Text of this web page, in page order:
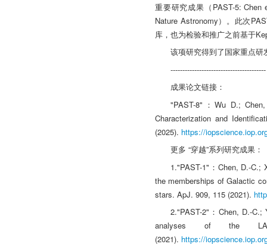
重要研究成果（PAST-5: Chen
Nature Astronomy）。此次
库，也为检验和推广之前基于
该项研究得到了国家重点
----------------------------------------
成果论文链接：
"PAST-8"：Wu D.;
Characterization and
(2025). https://
更多 “穿越”系列研究成果：
1."PAST-1"：Chen, D.-
the memberships of Galactic
stars. ApJ. 909, 115 (2021).
2."PAST-2"：Chen, D.-
analyses of the
(2021). https://